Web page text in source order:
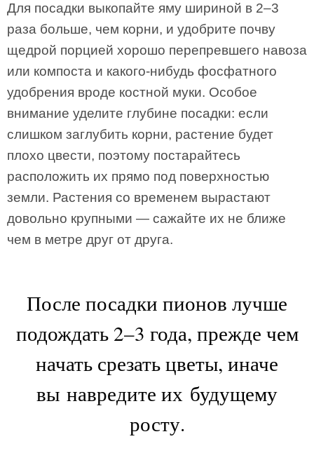
Для посадки выкопайте яму шириной в 2–3
раза больше, чем корни, и удобрите почву
щедрой порцией хорошо перепревшего навоза
или компоста и какого-нибудь фосфатного
удобрения вроде костной муки. Особое
внимание уделите глубине посадки: если
слишком заглубить корни, растение будет
плохо цвести, поэтому постарайтесь
расположить их прямо под поверхностью
земли. Растения со временем вырастают
довольно крупными — сажайте их не ближе
чем в метре друг от друга.
После посадки пионов лучше
подождать 2–3 года, прежде чем
начать срезать цветы, иначе
вы навредите их будущему
росту.